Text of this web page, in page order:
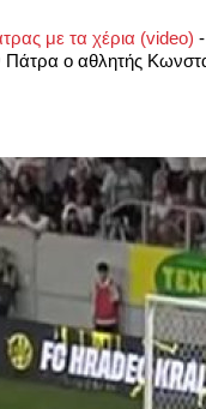
με τα χέρια (video) -
ο αθλητής